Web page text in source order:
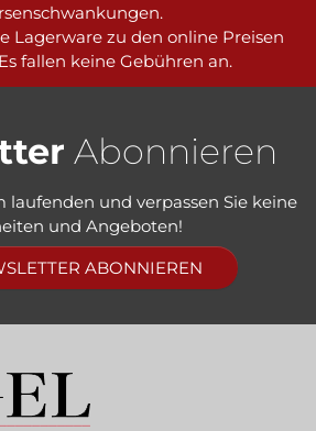
Lagerware zu den online Preisen
fallen keine Gebühren an.
Abonnieren
laufenden und verpassen Sie keine
und Angeboten!
ABONNIEREN